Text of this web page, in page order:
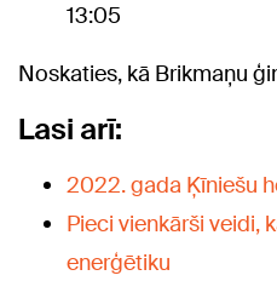
13:05
Noskaties, kā Brikmaņu
Lasi arī:
2022. gada Ķīniešu
Pieci vienkārši veidi,
enerģētiku